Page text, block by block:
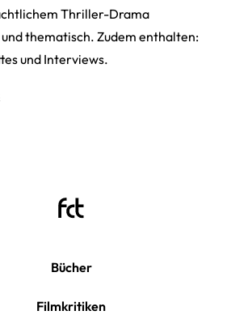
Thriller-Drama
thematisch. Zudem enthalten:
und Interviews.
Bücher
Filmkritiken